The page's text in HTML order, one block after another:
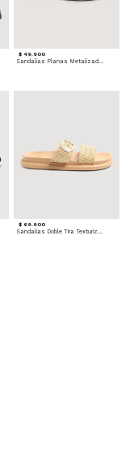
$ 49.900
$ 69.900